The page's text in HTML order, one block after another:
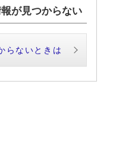
が見つからない
らないときは